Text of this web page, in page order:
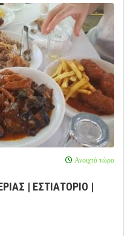
Ανοιχτά τώρα
| ΕΣΤΙΑΤΟΡΙΟ |